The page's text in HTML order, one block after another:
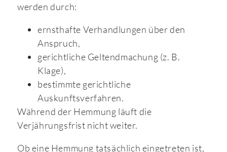
werden durch:
ernsthafte Verhandlungen über den
Anspruch,
gerichtliche Geltendmachung (z. B.
Klage),
bestimmte gerichtliche
Auskunftsverfahren.
Während der Hemmung läuft die
Verjährungsfrist nicht weiter.
Ob eine Hemmung tatsächlich eingetreten ist,